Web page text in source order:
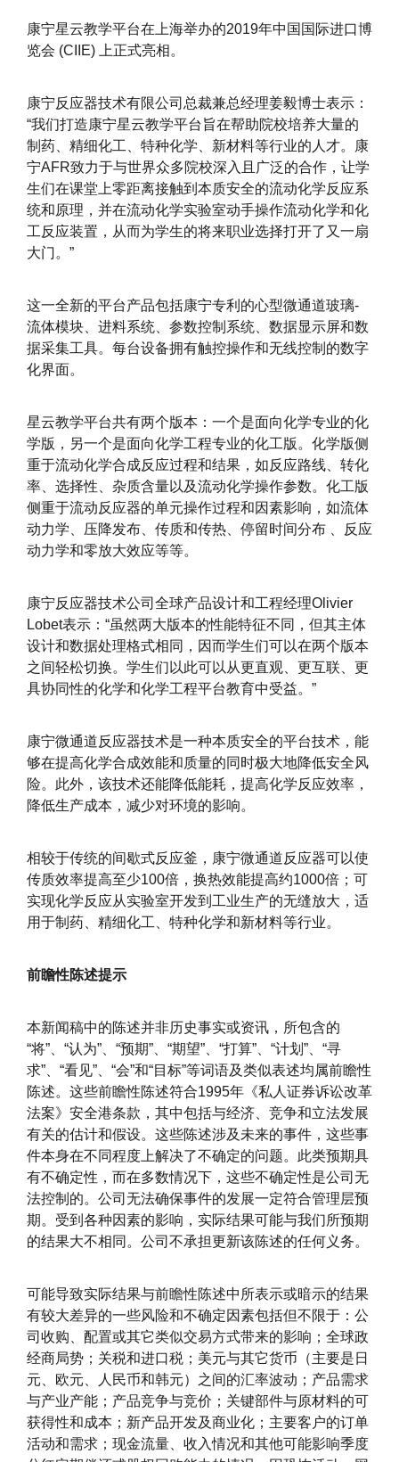
康宁星云教学平台在上海举办的2019年中国国际进口博
览会 (CIIE) 上正式亮相。
康宁反应器技术有限公司总裁兼总经理姜毅博士表示：
“我们打造康宁星云教学平台旨在帮助院校培养大量的
制药、精细化工、特种化学、新材料等行业的人才。康
宁AFR致力于与世界众多院校深入且广泛的合作，让学
生们在课堂上零距离接触到本质安全的流动化学反应系
统和原理，并在流动化学实验室动手操作流动化学和化
工反应装置，从而为学生的将来职业选择打开了又一扇
大门。”
这一全新的平台产品包括康宁专利的心型微通道玻璃-
流体模块、进料系统、参数控制系统、数据显示屏和数
据采集工具。每台设备拥有触控操作和无线控制的数字
化界面。
星云教学平台共有两个版本：一个是面向化学专业的化
学版，另一个是面向化学工程专业的化工版。化学版侧
重于流动化学合成反应过程和结果，如反应路线、转化
率、选择性、杂质含量以及流动化学操作参数。化工版
侧重于流动反应器的单元操作过程和因素影响，如流体
动力学、压降发布、传质和传热、停留时间分布 、反应
动力学和零放大效应等等。
康宁反应器技术公司全球产品设计和工程经理Olivier
Lobet表示：“虽然两大版本的性能特征不同，但其主体
设计和数据处理格式相同，因而学生们可以在两个版本
之间轻松切换。学生们以此可以从更直观、更互联、更
具协同性的化学和化学工程平台教育中受益。”
康宁微通道反应器技术是一种本质安全的平台技术，能
够在提高化学合成效能和质量的同时极大地降低安全风
险。此外，该技术还能降低能耗，提高化学反应效率，
降低生产成本，减少对环境的影响。
相较于传统的间歇式反应釜，康宁微通道反应器可以使
传质效率提高至少100倍，换热效能提高约1000倍；可
实现化学反应从实验室开发到工业生产的无缝放大，适
用于制药、精细化工、特种化学和新材料等行业。
前瞻性陈述提示
本新闻稿中的陈述并非历史事实或资讯，所包含的
“将”、“认为”、“预期”、“期望”、“打算”、“计划”、“寻
求”、“看见”、“会”和“目标”等词语及类似表述均属前瞻性
陈述。这些前瞻性陈述符合1995年《私人证券诉讼改革
法案》安全港条款，其中包括与经济、竞争和立法发展
有关的估计和假设。这些陈述涉及未来的事件，这些事
件本身在不同程度上解决了不确定的问题。此类预期具
有不确定性，而在多数情况下，这些不确定性是公司无
法控制的。公司无法确保事件的发展一定符合管理层预
期。受到各种因素的影响，实际结果可能与我们所预期
的结果大不相同。公司不承担更新该陈述的任何义务。
可能导致实际结果与前瞻性陈述中所表示或暗示的结果
有较大差异的一些风险和不确定因素包括但不限于：公
司收购、配置或其它类似交易方式带来的影响；全球政
经商局势；关税和进口税；美元与其它货币（主要是日
元、欧元、人民币和韩元）之间的汇率波动；产品需求
与产业产能；产品竞争与竞价；关键部件与原材料的可
获得性和成本；新产品开发及商业化；主要客户的订单
活动和需求；现金流量、收入情况和其他可能影响季度